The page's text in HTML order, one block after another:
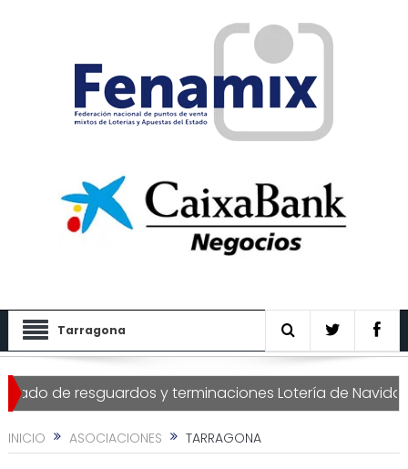
Tarragona
de resguardos y terminaciones Lotería de Navidad
INICIO ASOCIACIONES TARRAGONA